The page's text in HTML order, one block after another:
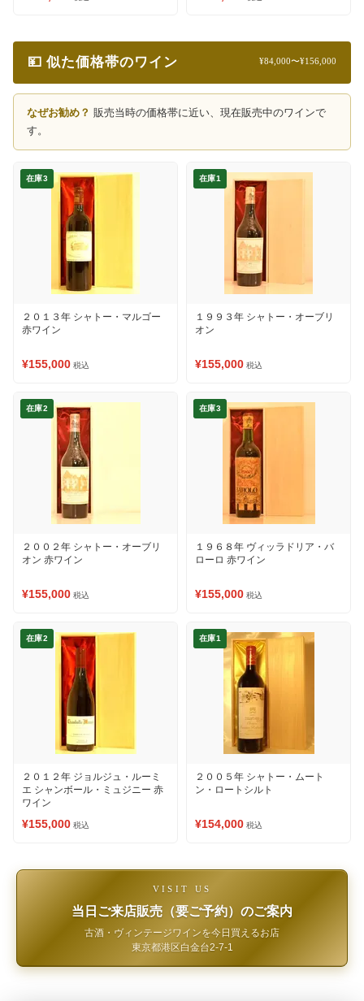
💴 似た価格帯のワイン ¥84,000〜¥156,000
なぜお勧め？ 販売当時の価格帯に近い、現在販売中のワインで
す。
在庫3
２０１３年 シャトー・マルゴー
赤ワイン
¥155,000 税込
在庫1
１９９３年 シャトー・オーブリ
オン
¥155,000 税込
在庫2
２００２年 シャトー・オーブリ
オン 赤ワイン
¥155,000 税込
在庫3
１９６８年 ヴィッラドリア・バ
ローロ 赤ワイン
¥155,000 税込
在庫2
２０１２年 ジョルジュ・ルーミ
エ シャンボール・ミュジニー 赤
ワイン
¥155,000 税込
在庫1
２００５年 シャトー・ムート
ン・ロートシルト
¥154,000 税込
VISIT US
当日ご来店販売（要ご予約）のご案内
古酒・ヴィンテージワインを今日買えるお店
東京都港区白金台2-7-1